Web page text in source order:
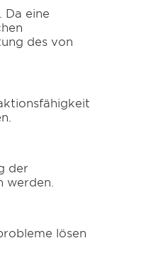
Da eine
des von
der
werden.
lösen